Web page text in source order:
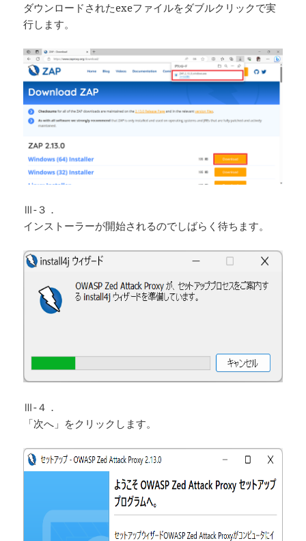
ダウンロードされたexeファイルをダブルクリックで実
行します。
Ⅲ-３．
インストーラーが開始されるのでしばらく待ちます。
Ⅲ-４．
「次へ」をクリックします。